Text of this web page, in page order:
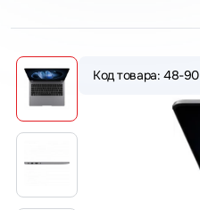
Код товара: 48-90